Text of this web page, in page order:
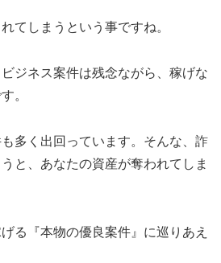
てしまうという事ですね。
ジネス案件は残念ながら、稼げな
。
多く出回っています。そんな、詐
と、あなたの資産が奪われてしま
る『本物の優良案件』に巡りあえ